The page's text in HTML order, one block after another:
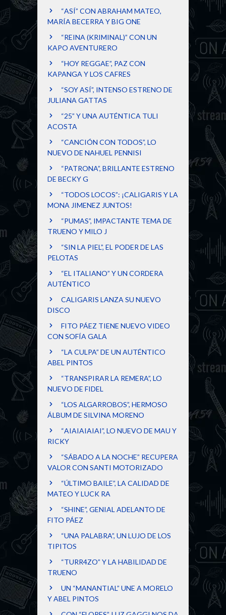
“ASÍ” CON ABRAHAM MATEO,
MARÍA BECERRA Y BIG ONE
“REINA (KRIMINAL)” CON UN
KAPO AVENTURERO
“HOY REGGAE”, PAZ CON
KAPANGA Y LOS CAFRES
“SOY ASÍ”, INTENSO ESTRENO DE
JULIANA GATTAS
“25” Y UNA AUTÉNTICA TULI
ACOSTA
“CANCIÓN CON TODOS”, LO
NUEVO DE NAHUEL PENNISI
“PATRONA”, BRILLANTE ESTRENO
DE BECKY G
“TODOS LOCOS”: ¡CALIGARIS Y LA
MONA JIMENEZ JUNTOS!
“PUMAS”, IMPACTANTE TEMA DE
TRUENO Y MILO J
“SIN LA PIEL”, EL PODER DE LAS
PELOTAS
“EL ITALIANO” Y UN CORDERA
AUTÉNTICO
CALIGARIS LANZA SU NUEVO
DISCO
FITO PÁEZ TIENE NUEVO VIDEO
CON SOFÍA GALA
“LA CULPA” DE UN AUTÉNTICO
ABEL PINTOS
“TRANSPIRAR LA REMERA”, LO
NUEVO DE FIDEL
“LOS ALGARROBOS”, HERMOSO
ÁLBUM DE SILVINA MORENO
“AIAIAIAIAI”, LO NUEVO DE MAU Y
RICKY
“SÁBADO A LA NOCHE” RECUPERA
VALOR CON SANTI MOTORIZADO
“ÚLTIMO BAILE”, LA CALIDAD DE
MATEO Y LUCK RA
“SHINE”, GENIAL ADELANTO DE
FITO PÁEZ
“UNA PALABRA”, UN LUJO DE LOS
TIPITOS
“TURR4ZO” Y LA HABILIDAD DE
TRUENO
UN “MANANTIAL” UNE A MORELO
Y ABEL PINTOS